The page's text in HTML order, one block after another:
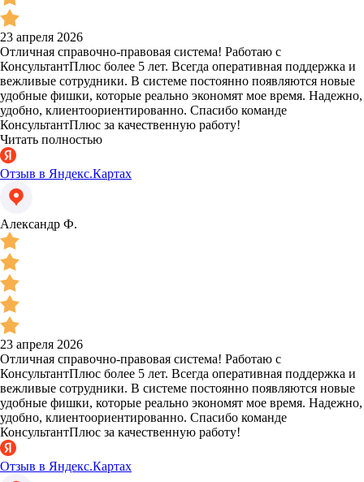
23 апреля 2026
Отличная справочно-правовая система! Работаю с
КонсультантПлюс более 5 лет. Всегда оперативная поддержка и
вежливые сотрудники. В системе постоянно появляются новые
удобные фишки, которые реально экономят мое время. Надежно,
удобно, клиентоориентированно. Спасибо команде
КонсультантПлюс за качественную работу!
Читать полностью
Отзыв в Яндекс.Картах
Александр Ф.
23 апреля 2026
Отличная справочно-правовая система! Работаю с
КонсультантПлюс более 5 лет. Всегда оперативная поддержка и
вежливые сотрудники. В системе постоянно появляются новые
удобные фишки, которые реально экономят мое время. Надежно,
удобно, клиентоориентированно. Спасибо команде
КонсультантПлюс за качественную работу!
Отзыв в Яндекс.Картах